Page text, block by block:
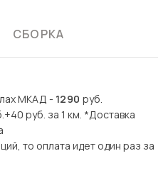
СБОРКА
МКАД - 1290 руб.
руб. за 1 км. *Доставка
то оплата идет один раз за